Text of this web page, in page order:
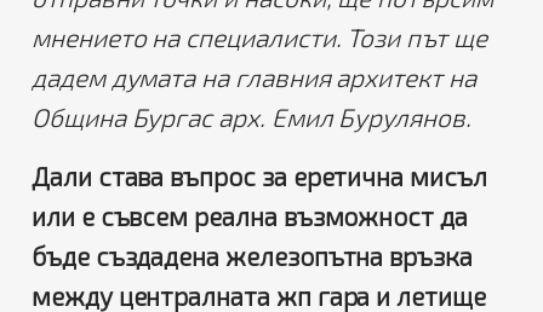
мнението на специалисти. Този път ще
дадем думата на главния архитект на
Община Бургас арх. Емил Бурулянов.
Дали става въпрос за еретична мисъл
или е съвсем реална възможност да
бъде създадена железопътна връзка
между централната жп гара и летище